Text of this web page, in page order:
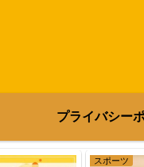
プライバシー
スポーツ